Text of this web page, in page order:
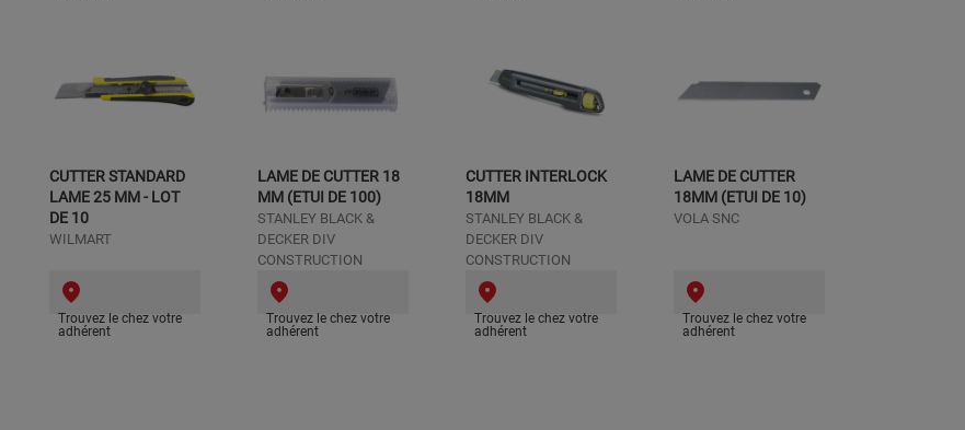
CUTTER STANDARD
LAME 25 MM - LOT
DE 10
WILMART
Trouvez le chez votre
adhérent
LAME DE CUTTER 18
MM (ETUI DE 100)
STANLEY BLACK &
DECKER DIV
CONSTRUCTION
Trouvez le chez votre
adhérent
CUTTER INTERLOCK
18MM
STANLEY BLACK &
DECKER DIV
CONSTRUCTION
Trouvez le chez votre
adhérent
LAME DE CUTTER
18MM (ETUI DE 10)
VOLA SNC
Trouvez le chez votre
adhérent